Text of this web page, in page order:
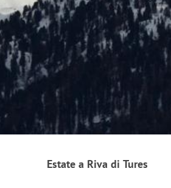
Estate a Riva di Tures